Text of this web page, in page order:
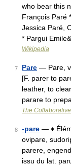
who bear this
François Paré
Jessica Paré,
* Pargui
Wikipedia
7 Pare — Pare,
[F. parer to
leather, to
parare to
The
8 -pare — ♦
ovipare,
parere,
issu du lat.